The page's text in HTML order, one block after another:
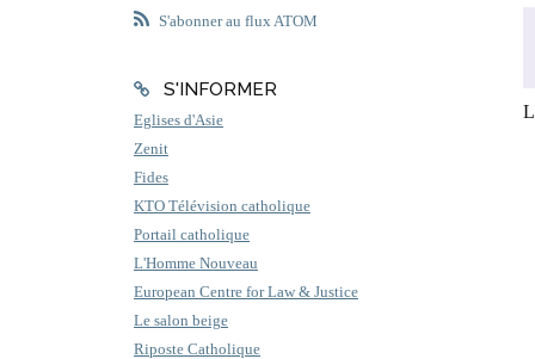
S'abonner au flux ATOM
S'INFORMER
Eglises d'Asie
Zenit
Fides
KTO Télévision catholique
Portail catholique
L'Homme Nouveau
European Centre for Law & Justice
Le salon beige
Riposte Catholique